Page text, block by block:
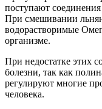
поступают
При смешивании
водорастворимые
организме.
При недостатке этих
болезни, так как
регулируют многие
человека.